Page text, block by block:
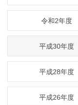
令和2年度
平成30年度
平成28年度
平成26年度